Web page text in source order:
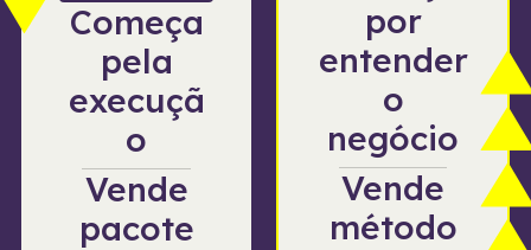
Começa
pela
execuçã
o
Vende
pacote
por
entender
o
negócio
Vende
método